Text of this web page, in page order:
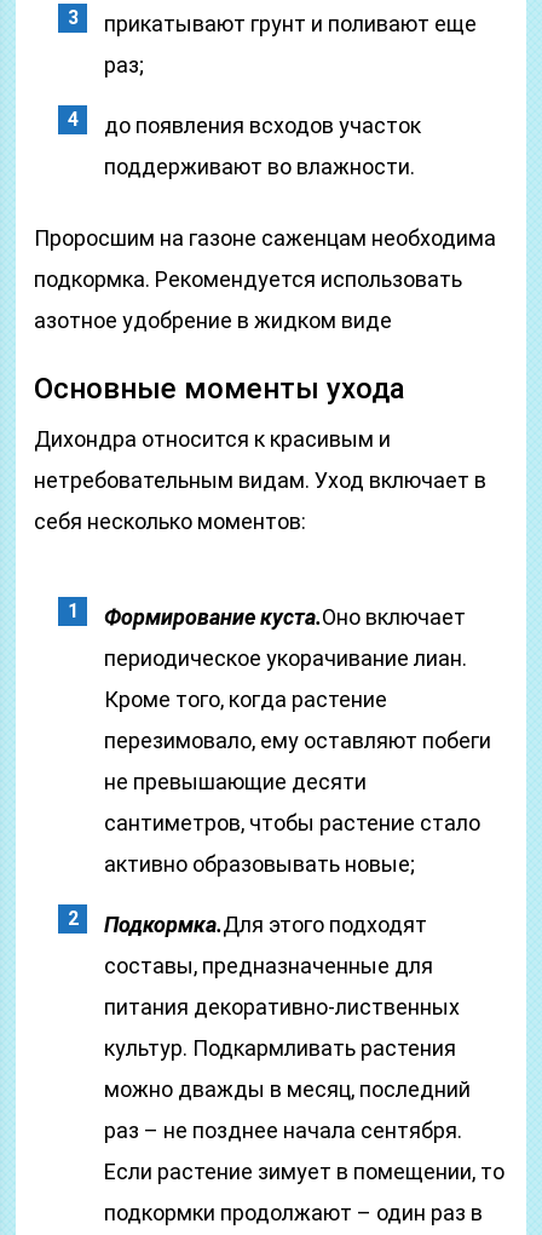
прикатывают грунт и поливают еще
раз;
до появления всходов участок
поддерживают во влажности.
Проросшим на газоне саженцам необходима
подкормка. Рекомендуется использовать
азотное удобрение в жидком виде
Основные моменты ухода
Дихондра относится к красивым и
нетребовательным видам. Уход включает в
себя несколько моментов:
Формирование куста.Оно включает
периодическое укорачивание лиан.
Кроме того, когда растение
перезимовало, ему оставляют побеги
не превышающие десяти
сантиметров, чтобы растение стало
активно образовывать новые;
Подкормка.Для этого подходят
составы, предназначенные для
питания декоративно-лиственных
культур. Подкармливать растения
можно дважды в месяц, последний
раз – не позднее начала сентября.
Если растение зимует в помещении, то
подкормки продолжают – один раз в